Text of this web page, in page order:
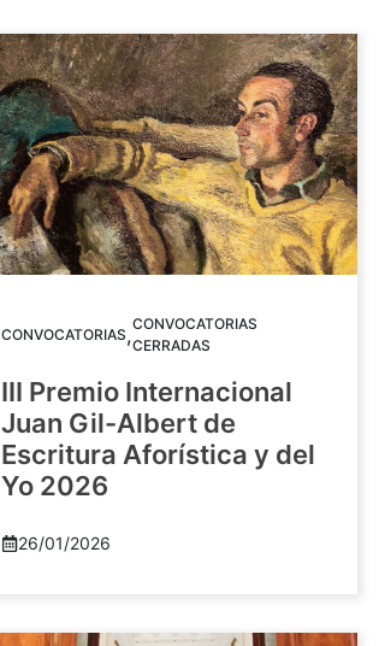
CONVOCATORIAS,CONVOCATORIAS
CERRADAS
III Premio Internacional
Juan Gil-Albert de
Escritura Aforística y del
Yo 2026
26/01/2026